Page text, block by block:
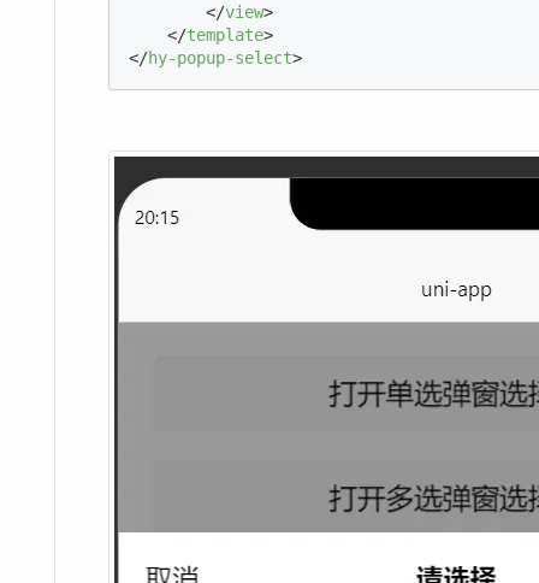
</view>
</template>
</hy-popup-select>